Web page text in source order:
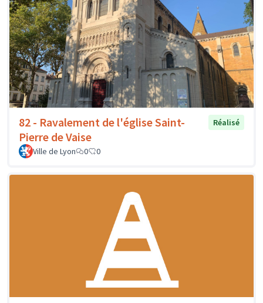
82 - Ravalement de l'église Saint-
Pierre de Vaise
Réalisé
Ville de Lyon 0 0